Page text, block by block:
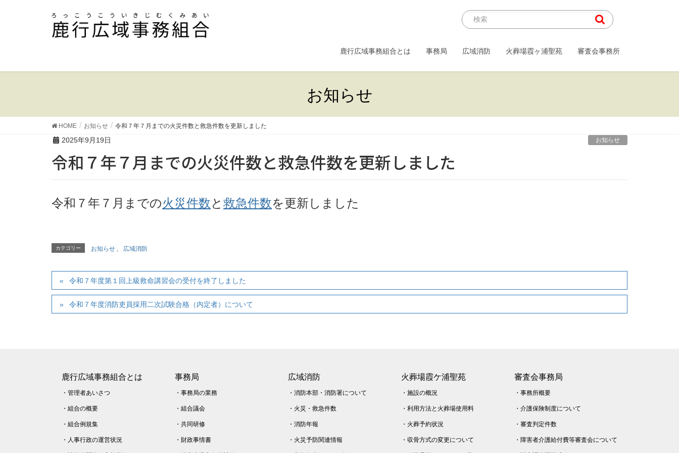
鹿行広域事務組合とは 事務局 広域消防 火葬場霞ヶ浦聖苑 審査会事務所
お知らせ
HOME お知らせ 令和７年７月までの火災件数と救急件数を更新しました
2025年9月19日 お知らせ
令和７年７月までの火災件数と救急件数を更新しました
令和７年７ 月までの火災件数と 救急件数を更新しました
カテゴリー お知らせ 、 広域消防
令和７年度第１回上級救命講習会の受付を終了しました
令和７年度消防吏員採用二次試験合格（内定者）について
鹿行広域事務組合とは
・ 管理者あいさつ
・ 組合の概要
・ 組合例規集
・ 人事行政の運営状況
事務局
・ 事務局の業務
・ 組合議会
・ 共同研修
・ 財政事情書
広域消防
・ 消防本部・消防署について
・ 火災・ 救急件数
・ 消防年報
・ 火災予防関連情報
火葬場霞ケ浦聖苑
・ 施設の概況
・ 利用方法と火葬場使用料
・ 火葬予約状況
・ 収骨方式の変更について
審査会事務局
・ 事務所概要
・ 介護保険制度について
・ 審査判定件数
・ 障害者介護給付費等審査会について